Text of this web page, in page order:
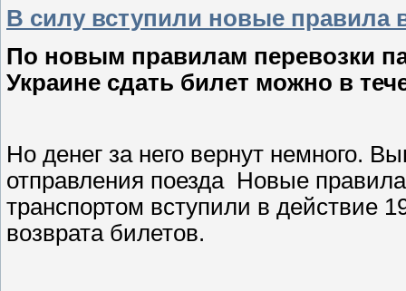
В силу вступили новые правила
По новым правилам перевозки
Украине сдать билет можно в
Но денег за него вернут немного.
отправления поезда Новые
транспортом вступили в действие
возврата билетов.